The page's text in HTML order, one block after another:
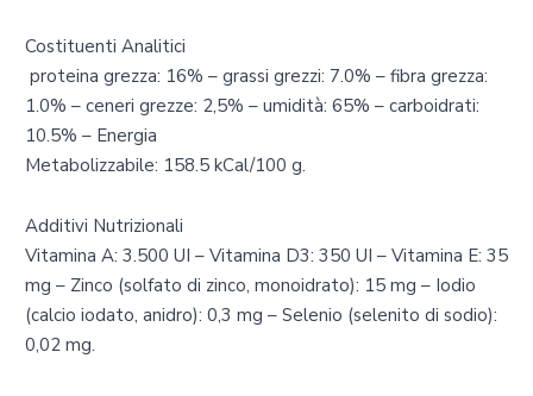
Costituenti Analitici
proteina grezza: 16% – grassi grezzi: 7.0% – fibra grezza:
1.0% – ceneri grezze: 2,5% – umidità: 65% – carboidrati:
10.5% – Energia
Metabolizzabile: 158.5 kCal/100 g.
Additivi Nutrizionali
Vitamina A: 3.500 UI – Vitamina D3: 350 UI – Vitamina E: 35
mg – Zinco (solfato di zinco, monoidrato): 15 mg – Iodio
(calcio iodato, anidro): 0,3 mg – Selenio (selenito di sodio):
0,02 mg.